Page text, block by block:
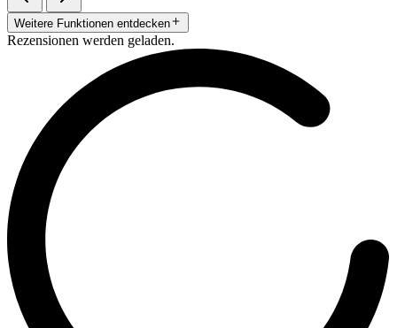
Weitere Funktionen entdecken
Rezensionen werden geladen.